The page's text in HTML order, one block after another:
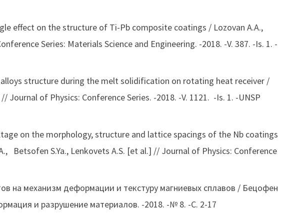
effect on the structure of Ti-Pb composite coatings / Lozovan A.A.,
Series: Materials Science and Engineering. -2018. -V. 387. -Is. 1. -
structure during the melt solidification on rotating heat receiver /
Journal of Physics: Conference Series. -2018. -V. 1121. -Is. 1. -UNSP
on the morphology, structure and lattice spacings of the Nb coatings
Betsofen S.Ya., Lenkovets A.S. [et al.] // Journal of Physics: Conference
на механизм деформации и текстуру магниевых сплавов / Бецофен
и разрушение материалов. -2018. -№ 8. -С. 2-17